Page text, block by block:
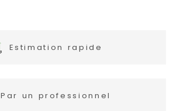
Estimation rapide
Par un professionnel